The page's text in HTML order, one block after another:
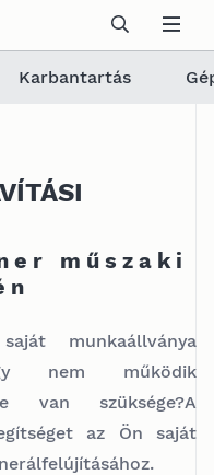
Karbantartás
műszaki
munkaállványa
nem működik
van szüksége?A
az Ön saját